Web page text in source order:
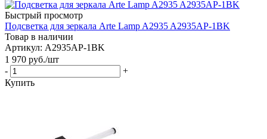
Быстрый просмотр
Подсветка для зеркала Arte Lamp A2935 A2935AP-1BK
Товар в наличии
Артикул: A2935AP-1BK
1 970 руб./шт
-
+
Купить